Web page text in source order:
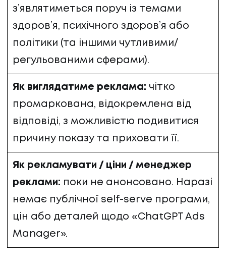
з’являтиметься поруч із темами
здоров’я, психічного здоров’я або
політики (та іншими чутливими/
регульованими сферами).
Як виглядатиме реклама: чітко
промаркована, відокремлена від
відповіді, з можливістю подивитися
причину показу та приховати її.
Як рекламувати / ціни / менеджер
реклами: поки не анонсовано. Наразі
немає публічної self-serve програми,
цін або деталей щодо «ChatGPT Ads
Manager».